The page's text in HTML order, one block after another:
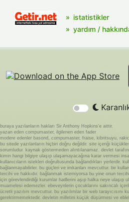
istatistikler
yardım /
buraya yazılanların hakları Sir Anthony Hopkins'e aittir.
yazan eden compumaster, ilgilenen eden fader
modere edenler basond, compumaster, fraise, kibritsuyu,
bu sitede yazılanların hiçbiri doğru değildir. site içeriği
sorumludur. kaynak göstermeden alıntılanamaz. devlet
kimin hangi bilgiye ulaşıp ulaşamayacağına karar vermesi
kullanıcıların istekleri doğrultusunda bağlandıkları yerlerdir.
bağlanmayabilirler. bu güçleri ve imkanları mevcuttur. bir
tercihi ve hakkıdır. bağlanmak istemiyorsa bu yine onun
için görevlendirdiği kurumlar hadlerini aşıp halka neye ulaşıp
muamelesi edemezler. ebeveynlerin çocuklarını sakıncalı
ücretli yazılım mevcuttur. bu yazılımlar bir web tarayıcısını
gerektirmemektedir. devletin milletini küçük düşürmesi ve